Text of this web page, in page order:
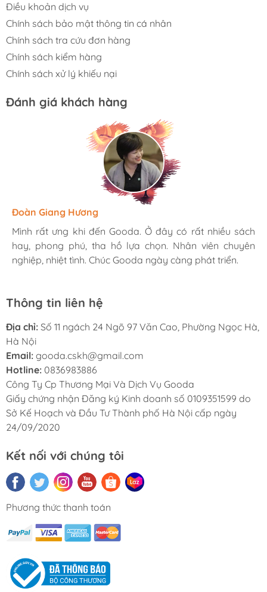
Điều khoản dịch vụ
Chính sách bảo mật thông tin cá nhân
Chính sách tra cứu đơn hàng
Chính sách kiểm hàng
Chính sách xử lý khiếu nại
Đánh giá khách hàng
Hương Suri
Mình rất ưng khi đến Gooda. Ở đây có rất nhiều sách
hay, phong phú, tha hồ lựa chọn. Nhân viên chuyên
nghiệp, nhiệt tình. Chúc Gooda ngày càng phát triển.
Đoàn Giang Hương
Mình rất ưng khi đến Gooda. Ở đây có rất nhiều sách
hay, phong phú, tha hồ lựa chọn. Nhân viên chuyên
nghiệp, nhiệt tình. Chúc Gooda ngày càng phát triển.
Ngọc Anh
Mình rất ưng khi đến Gooda. Ở đây có rất nhiều sách
hay, phong phú, tha hồ lựa chọn. Nhân viên chuyên
nghiệp, nhiệt tình. Chúc Gooda ngày càng phát triển.
Thông tin liên hệ
Địa chỉ: Số 11 ngách 24 Ngõ 97 Văn Cao, Phường Ngọc Hà,
Hà Nội
Email: gooda.cskh@gmail.com
Hotline: 0836983886
Công Ty Cp Thương Mại Và Dịch Vụ Gooda
Giấy chứng nhận Đăng ký Kinh doanh số 0109351599 do
Sở Kế Hoạch và Đầu Tư Thành phố Hà Nội cấp ngày
24/09/2020
Kết nối với chúng tôi
Phương thức thanh toán